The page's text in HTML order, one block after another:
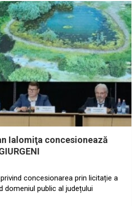
Ialomiţa concesionează
privind concesionarea prin licitație a
domeniul public al județului